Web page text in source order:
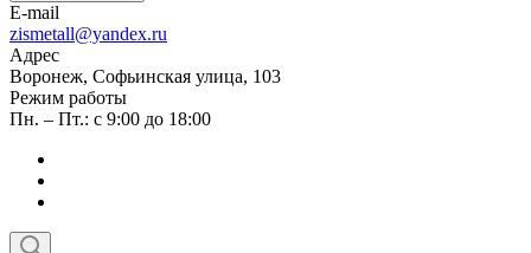
E-mail
zismetall@yandex.ru
Адрес
Воронеж, Софьинская улица, 103
Режим работы
Пн. – Пт.: с 9:00 до 18:00